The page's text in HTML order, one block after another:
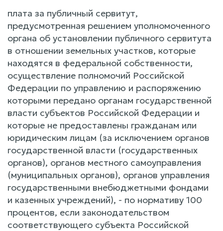
плата за публичный сервитут,
предусмотренная решением уполномоченного
органа об установлении публичного сервитута
в отношении земельных участков, которые
находятся в федеральной собственности,
осуществление полномочий Российской
Федерации по управлению и распоряжению
которыми передано органам государственной
власти субъектов Российской Федерации и
которые не предоставлены гражданам или
юридическим лицам (за исключением органов
государственной власти (государственных
органов), органов местного самоуправления
(муниципальных органов), органов управления
государственными внебюджетными фондами
и казенных учреждений), - по нормативу 100
процентов, если законодательством
соответствующего субъекта Российской